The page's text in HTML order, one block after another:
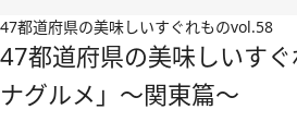
47都道府県の美味しいすぐれものvol.58
47都道府県の美味しいす
ナグルメ」～関東篇～